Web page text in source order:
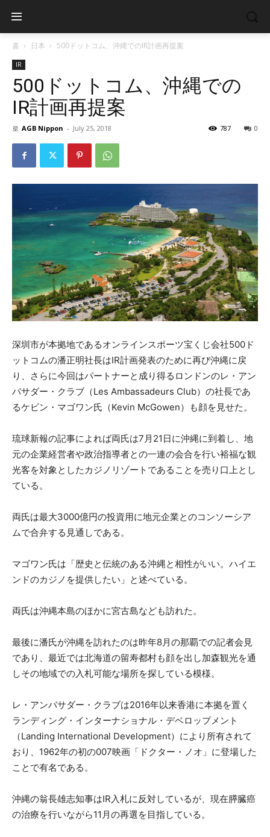
홈 日本 500ドットコム、沖縄でのIR計画再提案
IR
500ドットコム、沖縄での
IR計画再提案
로 AGB Nippon - July 25, 2018 0
787
深圳市が本拠地であるオンラインスポーツ宝くじ会社500ド
ットコムの潘正明社長はIR計画発表のために再び沖縄に戻
り、さらに今回はパートナーと成り得るロンドンのレ・アン
バサダー・クラブ（Les Ambassadeurs Club）の社長であ
るケビン・マゴワン氏（Kevin McGowen）も顔を見せた。
琉球新報の記事によれば両氏は7月21日に沖縄に到着し、地
元の企業経営者や政治指導者との一連の会合を行い裕福な観
光客を対象としたカジノリゾートであることを売り口上とし
ている。
両氏は最大3000億円の投資用に地元企業とのコンソーシア
ムで合弁する見通しである。
マゴワン氏は「歴史と伝統のある沖縄と相性がいい。ハイエ
ンドのカジノを提供したい」と述べている。
両氏は沖縄本島のほかに宮古島なども訪れた。
最後に潘氏が沖縄を訪れたのは昨年8月の那覇での記者会見
であり、最近では北海道の留寿都村も顔を出し加森観光を通
しその地域での入札可能な場所を探している模様。
レ・アンバサダー・クラブは2016年以来香港に本拠を置く
ランディング・インターナショナル・デベロップメント
（Landing International Development）により所有されて
おり、1962年の初の007映画「ドクター・ノオ」に登場した
ことで有名である。
沖縄の翁長雄志知事はIR入札に反対しているが、現在膵臓癌
の治療を行いながら11月の再選を目指している。